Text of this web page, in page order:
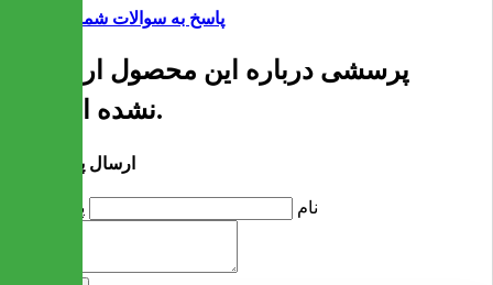
پاسخ به سوالات شما
پرسشی درباره این محصول ارسال
نشده است.
ارسال پرسش
نام پرسش